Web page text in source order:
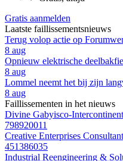
Gratis aanmelden
Laatste faillissementsnieuws
Terug volop actie op
8 aug
Opnieuw elektrische
8 aug
Lommel neemt het bij zijn
8 aug
Faillissementen in het nieuws
Divine Gabyisco-
798920011
Creative Enterprises
451386035
Industrial Reengineering &